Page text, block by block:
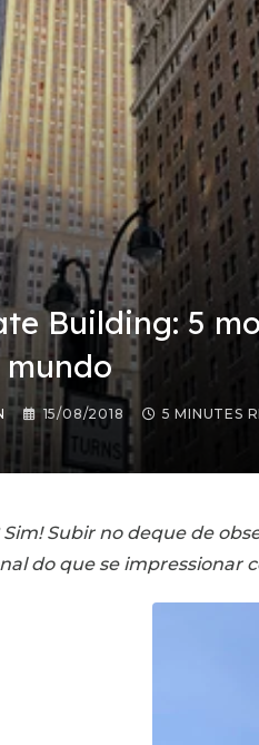
Building: 5
15/08/2018 5 MINUTES
Subir no deque de
do que se impressionar